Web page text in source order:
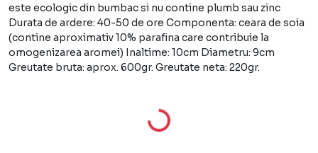
este ecologic din bumbac si nu contine plumb sau zinc
Durata de ardere: 40-50 de ore Componenta: ceara de soia
(contine aproximativ 10% parafina care contribuie la
omogenizarea aromei) Inaltime: 10cm Diametru: 9cm
Greutate bruta: aprox. 600gr. Greutate neta: 220gr.
Loading...